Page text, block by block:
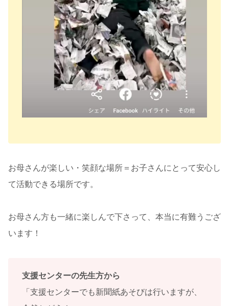
お母さんが楽しい・笑顔な場所＝お子さんにとって安心し
て活動できる場所です。
お母さん方も一緒に楽しんで下さって、本当に有難うござ
います！
支援センターの先生方から
「支援センターでも新聞紙あそびは行いますが、